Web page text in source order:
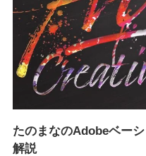
たのまなのAdobeベー
解説